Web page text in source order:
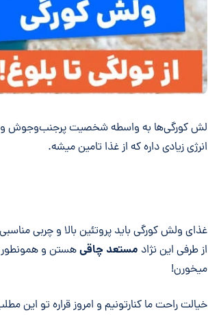
خلاصه مقاله
لش کورگی‌ها به واسطه شخصیت پرجنب‌وجوش و
انرژی زیادی داره که از غذا تامین میشه.
غذای ولش کورگی باید پروتئین بالا و چربی
از طرفی این نژاد مستعد چاقیهستن و
میخورن!
خیالت راحت ما کنارتونیم و امروز قراره تو این